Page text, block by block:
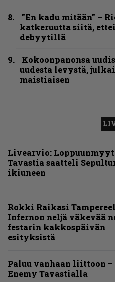
”En kadu mitään” –
katkeruutta siitä,
debyytillä
Kokoonpanonsa
uudesta levystä,
maistiaisen
Livearvio:
Tavastia saatteli
ikiuneen
Rokki Raikasi
Infernon neljä väkevää
festarin kakkospäivän
esityksistä
Paluu vanhaan liittoon –
Enemy Tavastialla